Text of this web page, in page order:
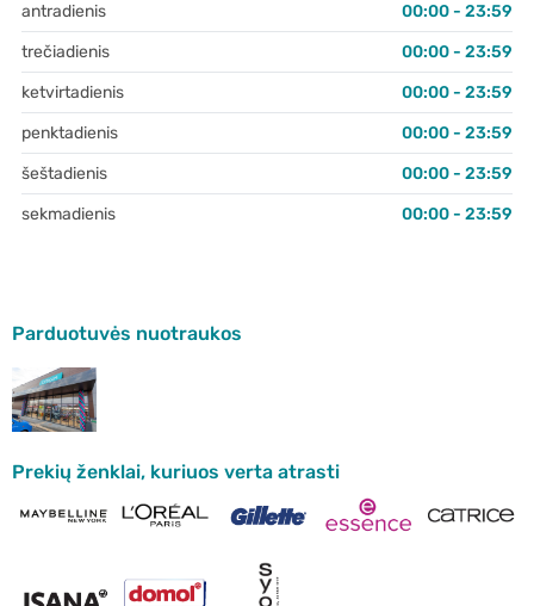
antradienis
00:00 - 23:59
trečiadienis
00:00 - 23:59
ketvirtadienis
00:00 - 23:59
penktadienis
00:00 - 23:59
šeštadienis
00:00 - 23:59
sekmadienis
00:00 - 23:59
Parduotuvės nuotraukos
Prekių ženklai, kuriuos verta atrasti